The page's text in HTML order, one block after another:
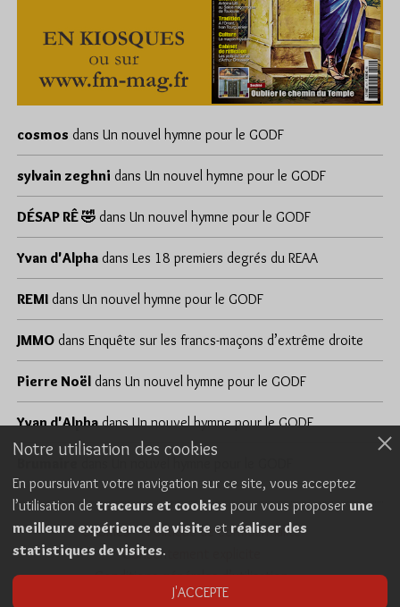
cosmos dans Un nouvel hymne pour le GODF
sylvain zeghni dans Un nouvel hymne pour le GODF
DÉSAP RÊ 🤣 dans Un nouvel hymne pour le GODF
Yvan d'Alpha dans Les 18 premiers degrés du REAA
REMI dans Un nouvel hymne pour le GODF
JMMO dans Enquête sur les francs-maçons d’extrême droite
Pierre Noël dans Un nouvel hymne pour le GODF
Yvan d'AlphadansUn nouvel hymne pour le GODF
Cookies
Politique de confidentialité
Consentement explicite
Conditions générales d’utilisation
Notre utilisation des cookies
En poursuivant votre navigation sur ce site, vous acceptez
l’utilisation de traceurs et cookies pour vous proposer une
meilleure expérience de visite et réaliser des
statistiques de visites.
J'ACCEPTE